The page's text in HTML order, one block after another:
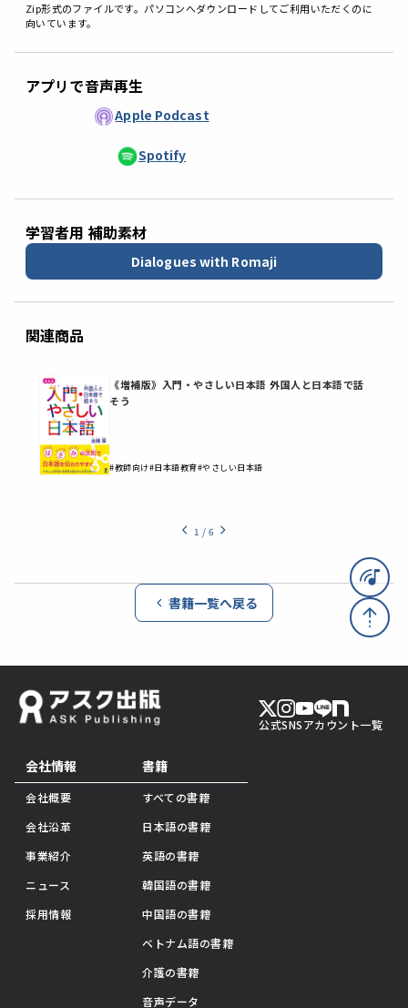
Zip形式のファイルです。パソコンへダウンロードしてご利用いただくのに
向いています。
アプリで音声再生
Apple Podcast
Spotify
学習者用 補助素材
Dialogues with Romaji
関連商品
《増補版》入門・やさしい日本語 外国人と日本語で話
そう
#教師向け#日本語教育#やさしい日本語
1 / 6
書籍一覧へ戻る
会社情報
会社概要
会社沿革
事業紹介
ニュース
採用情報
書籍
すべての書籍
日本語の書籍
英語の書籍
韓国語の書籍
中国語の書籍
ベトナム語の書籍
介護の書籍
音声データ
公式SNSアカウント一覧